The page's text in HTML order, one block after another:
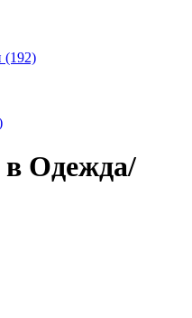
(192)
в Одежда/